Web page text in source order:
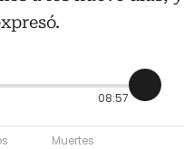
08:57
Muertes